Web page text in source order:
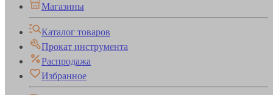
Магазины
Каталог товаров
Прокат инструмента
Распродажа
Избранное